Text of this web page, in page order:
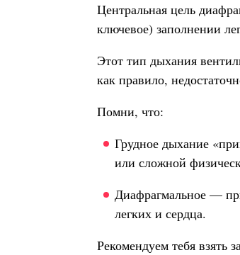
Центральная цель
ключевое) заполнении
Этот тип дыхания
как правило,
Помни, что:
Грудное дыхание
или сложной
Диафрагмальное —
легких и сердца.
Рекомендуем тебя